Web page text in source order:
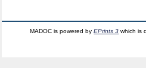
MADOC is powered byEPrints 3 which is